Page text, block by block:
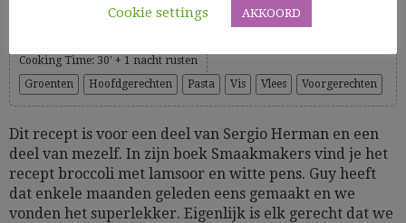
Cooking Time: 30' + 1 nacht rusten
Groenten
Hoofdgerechten Pasta Vis Vlees Voorgerechten
Dit recept is voor een deel van Sergio Herman en een
deel van mezelf. In zijn boek Smaakmakers vind je het
recept broccoli met lamsoor en witte pens. Guy heeft
dat enkele maanden geleden eens gemaakt en we
vonden het superlekker. Eigenlijk is elk gerecht dat we
Cookie settings
AKKOORD